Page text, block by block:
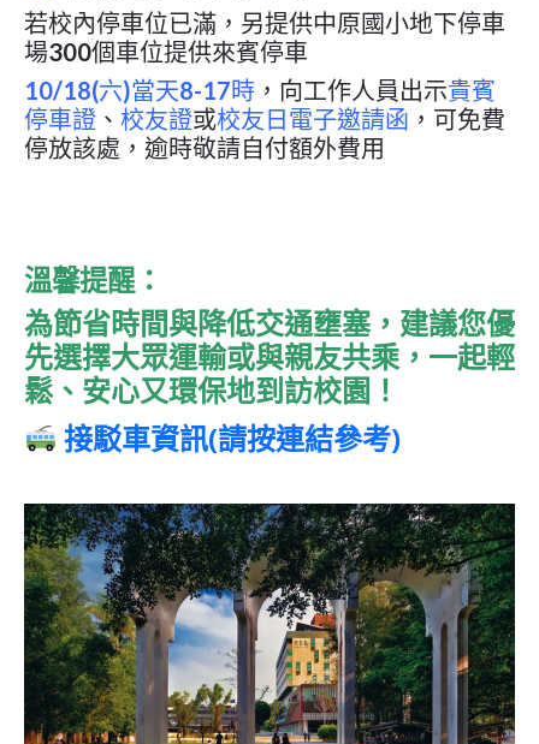
若校內停車位已滿，另提供中原國小地下停車
場300個車位提供來賓停車
10/18(六)當天8-17時 ，向工作人員出示貴賓
停車證 、 校友證或校友日電子邀請函 ，可免費
停放該處，逾時敬請自付額外費用
溫馨提醒：
為節省時間與降低交通壅塞，建議您優
先選擇大眾運輸或與親友共乘，一起輕
鬆、安心又環保地到訪校園！
接駁車資訊(請按連結參考)